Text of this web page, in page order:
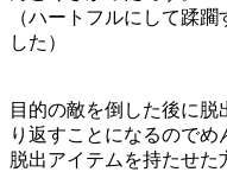
（ハートフルにして蹂
した）
目的の敵を倒した後に
り返すことになるのでめ
脱出アイテムを持たせた